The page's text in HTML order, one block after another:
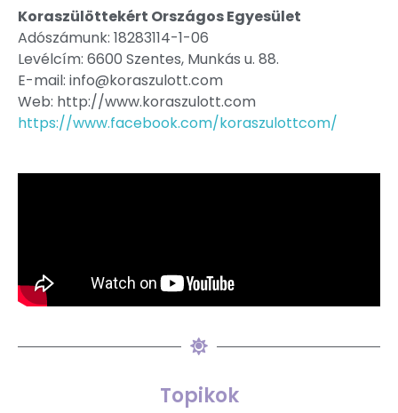
Koraszülöttekért Országos Egyesület
Adószámunk: 18283114-1-06
Levélcím: 6600 Szentes, Munkás u. 88.
E-mail: info@koraszulott.com
Web: http://www.koraszulott.com
https://www.facebook.com/koraszulottcom/
Topikok